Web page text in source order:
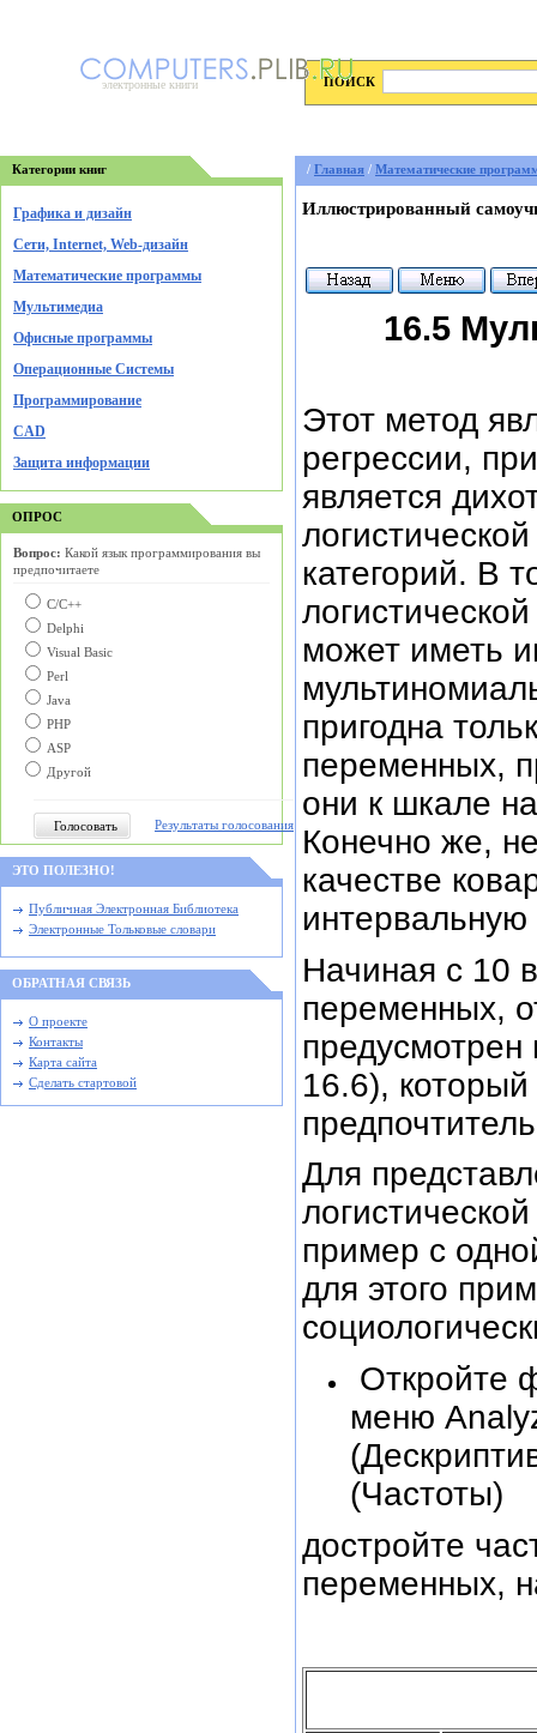
электронные книги ПОИСК
Категории книг
Графика и дизайн
Cети, Internet, Web-дизайн
Математические программы
Мультимедиа
Офисные программы
Операционные Системы
Программирование
CAD
Защита информации
ОПРОС
Вопрос: Какой язык программирования вы
предпочитаете
С/C++
Delphi
Visual Basic
Perl
Java
PHP
ASP
Другой
Результаты голосования
ЭТО ПОЛЕЗНО!
Публичная Электронная Библиотека
Электронные Тольковые словари
ОБРАТНАЯ СВЯЗЬ
О проекте
Контакты
Карта сайта
Сделать стартовой
/ Главная / Математические
Иллюстрированный
16.5
Этот метод
регрессии,
является
категорий. В
может иметь
пригодна
переменных,
они к шкале
Конечно же,
качестве
Начиная с 10
переменных,
предусмотрен
16.6),
Для
пример с
для этого
Откройте
меню
(Частоты)
достройте
переменных,